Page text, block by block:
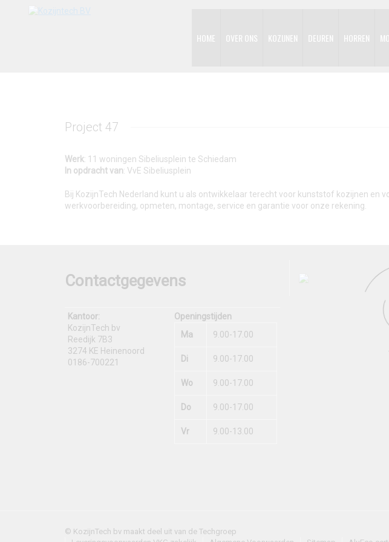
HOME OVER ONS KOZIJNEN DEUREN HORREN
Project 47
Werk: 11 woningen Sibeliusplein te Schiedam
In opdracht van: VvE Sibeliusplein
Bij KozijnTech Nederland kunt u als ontwikkelaar terecht voor kunststof kozijnen
werkvoorbereiding, opmeten, montage, service en garantie voor onze rekening.
Contactgegevens
Kantoor:
KozijnTech bv
Reedijk 7B3
3274 KE Heinenoord
0186-700221
Openingstijden
Ma
9.00-17.00
Di 9.00-17.00
Wo 9.00-17.00
Do 9.00-17.00
Vr 9.00-13.00
© KozijnTech bv maakt deel uit van de Techgroep